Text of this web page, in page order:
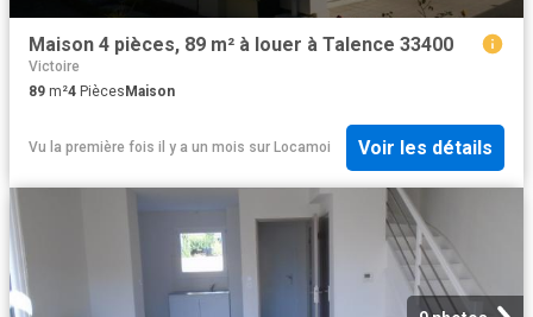
Maison 4 pièces, 89 m² à louer à Talence 33400
Victoire
89 m²4 Pièces Maison
Vu la première fois il y a un mois sur Locamoi Voir les détails